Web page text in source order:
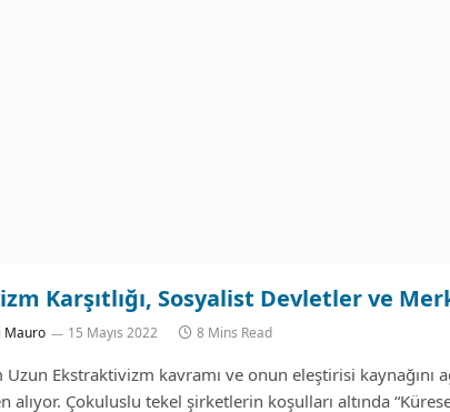
Karşıtlığı, Sosyalist Devletler ve
Mauro 15 Mayıs 2022 8 Mins Read
Uzun Ekstraktivizm kavramı ve onun eleştirisi kaynağını
alıyor. Çokuluslu tekel şirketlerin koşulları altında